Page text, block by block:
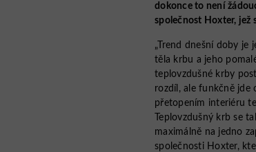
dokonce to není
společnost Hoxter, jež
„Trend dnešní doby
těla krbu a jeho
teplovzdušné krby
rozdíl, ale funkčně jde
přetopením interiéru
Teplovzdušný krb se
maximálně na jedno
společnosti Hoxter,